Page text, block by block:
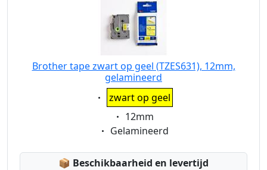
Brother tape zwart op geel (TZES631), 12mm,
gelamineerd
Eigenschaft:
zwart op geel
Eigenschaft:
12mm
Eigenschaft:
Gelamineerd
📦 Lagerstatus:
Beschikbaarheid en levertijd